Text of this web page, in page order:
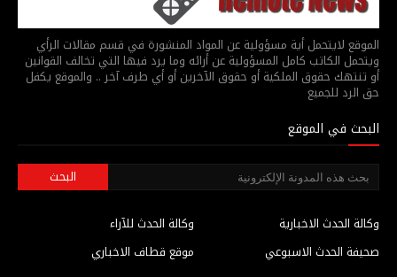
الموقع لايتحمل أية مسؤولية عن المواد المنشورة في قسم مقالات الرأي
ويتحمل الكاتب كامل المسؤولية عن أرائه وما يرد فيها التي تخالف القوانين
أو تنتهك حقوق الملكية أو حقوق الآخرين أو أي طرف آخر .. والموقع يكفل
حق الرد للجميع
البحث في الموقع
وكالة الحدث للآراء
وكالة الحدث الاخبارية
موقع قطاف الاخباري
صحيفة الحدث الاسبوعي